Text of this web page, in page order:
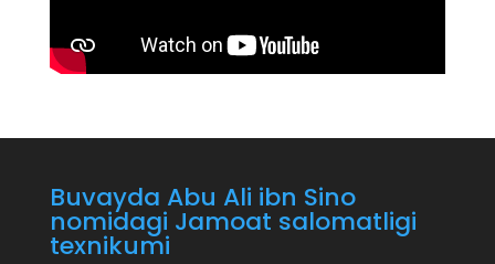
Buvayda Abu Ali ibn Sino
nomidagi Jamoat salomatligi
texnikumi